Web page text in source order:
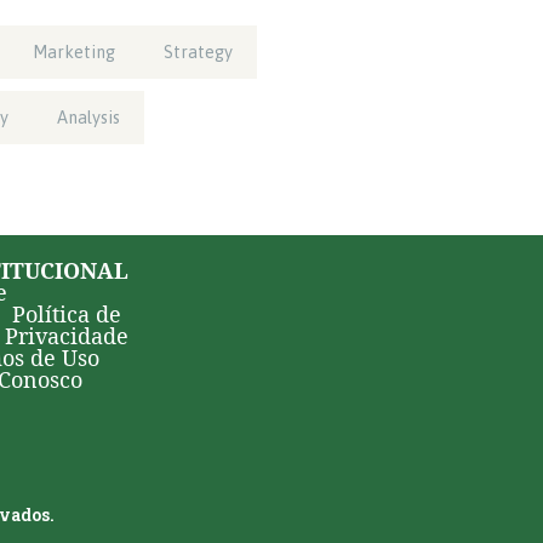
Marketing Strategy
Analysis
Política de
Privacidade
de Uso